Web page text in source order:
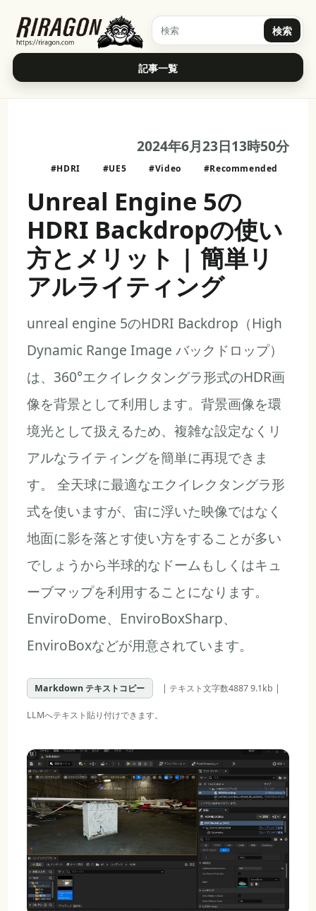
検索
記事一覧
2024年6月23日13時50分
#HDRI #UE5 #Video #Recommended
Unreal Engine 5の
HDRI Backdropの使い
方とメリット | 簡単リ
アルライティング
unreal engine 5のHDRI Backdrop（High
Dynamic Range Image バックドロップ）
は、360°エクイレクタングラ形式のHDR画
像を背景として利用します。背景画像を環
境光として扱えるため、複雑な設定なくリ
アルなライティングを簡単に再現できま
す。 全天球に最適なエクイレクタングラ形
式を使いますが、宙に浮いた映像ではなく
地面に影を落とす使い方をすることが多い
でしょうから半球的なドームもしくはキュ
ーブマップを利用することになります。
EnviroDome、EnviroBoxSharp、
EnviroBoxなどが用意されています。
Markdown テキストコピー | テキスト文字数4887 9.1kb |
LLMへテキスト貼り付けできます。